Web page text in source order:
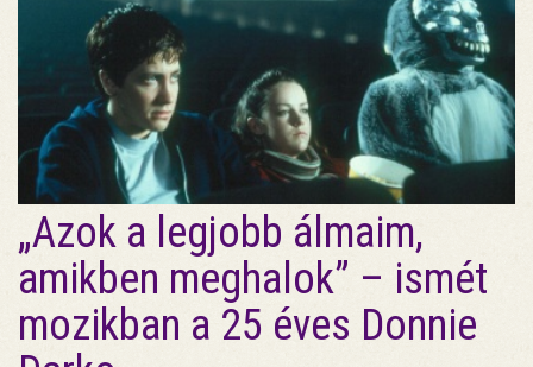
„Azok a legjobb álmaim,
amikben meghalok” – ismét
mozikban a 25 éves Donnie